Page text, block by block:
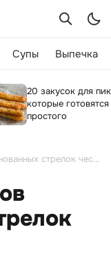
Супы Выпечка
20 закусок для
которые
простого
15 легких рецептов маринованных стрелок чеснока